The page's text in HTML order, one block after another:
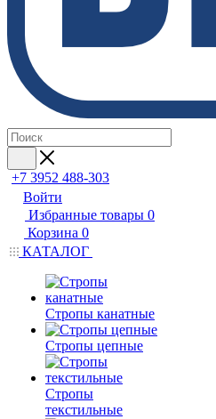
+7 3952 488-303
Войти
Избранные товары 0
Корзина 0
КАТАЛОГ
Стропы канатные
Стропы цепные
Стропы
текстильные